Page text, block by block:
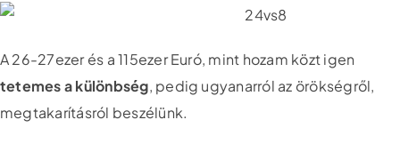
A 26-27ezer és a 115ezer Euró, mint hozam közt igen
tetemes a különbség, pedig ugyanarról az örökségről,
megtakarításról beszélünk.